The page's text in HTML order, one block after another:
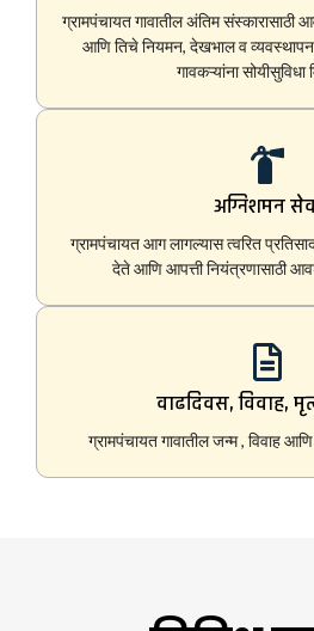
ग्रामपंचायत गावातील अंतिम
आणि तिचे नियमन, देखभाल व
गावकऱ्यांना सोयीसुविधा
अग्निशमन
ग्रामपंचायत आग लागल्यास त्वरित
देते आणि आपत्ती नियंत्रणासाठी
वाढदिवस, विवाह,
ग्रामपंचायत गावातील जन्म , विवाह